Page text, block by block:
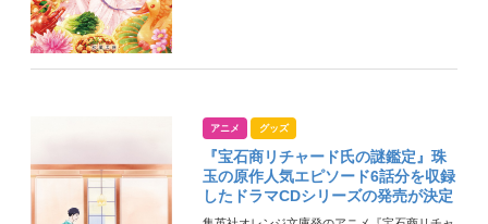
アニメ グッズ
『宝石商リチャード氏の謎鑑定』珠
玉の原作人気エピソード6話分を収録
したドラマCDシリーズの発売が決定